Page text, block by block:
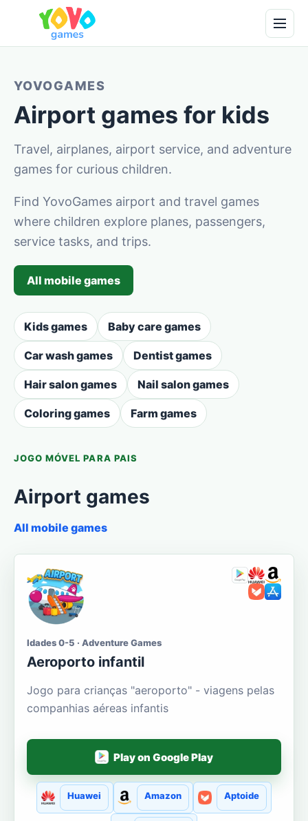
YOVOGAMES
Airport games for kids
Travel, airplanes, airport service, and adventure
games for curious children.
Find YovoGames airport and travel games
where children explore planes, passengers,
service tasks, and trips.
All mobile games
Kids games Baby care games
Car wash games Dentist games
Hair salon games Nail salon games
Coloring games Farm games
JOGO MÓVEL PARA PAIS
Airport games
All mobile games
Idades 0-5 · Adventure Games
Aeroporto infantil
Jogo para crianças "aeroporto" - viagens pelas
companhias aéreas infantis
Play on Google Play
Huawei Amazon Aptoide